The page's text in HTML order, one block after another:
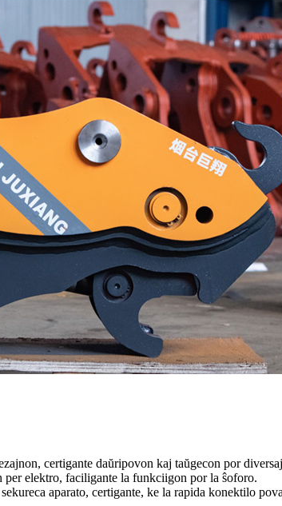
certigante daŭripovon kaj taŭgecon por
per elektro, faciligante la funkciigon por la ŝoforo.
aparato, certigante, ke la rapida konektilo